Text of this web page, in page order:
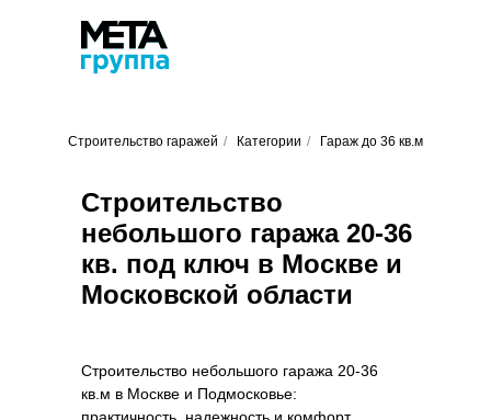
Строительство гаражей / Категории / Гараж до 36 кв.м
Строительство
небольшого гаража 20-36
кв. под ключ в Москве и
Московской области
Строительство небольшого гаража 20-36
кв.м в Москве и Подмосковье: